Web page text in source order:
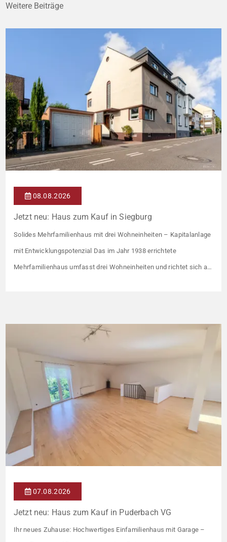
Weitere Beiträge
08.08.2026
Jetzt neu: Haus zum Kauf in Siegburg
Solides Mehrfamilienhaus mit drei Wohneinheiten – Kapitalanlage
mit Entwicklungspotenzial Das im Jahr 1938 errichtete
Mehrfamilienhaus umfasst drei Wohneinheiten und richtet sich an
Damit liegt das Mietniveau deutlich unter dem ortsüblichen
07.08.2026
Jetzt neu: Haus zum Kauf in Puderbach VG
Ihr neues Zuhause: Hochwertiges Einfamilienhaus mit Garage –